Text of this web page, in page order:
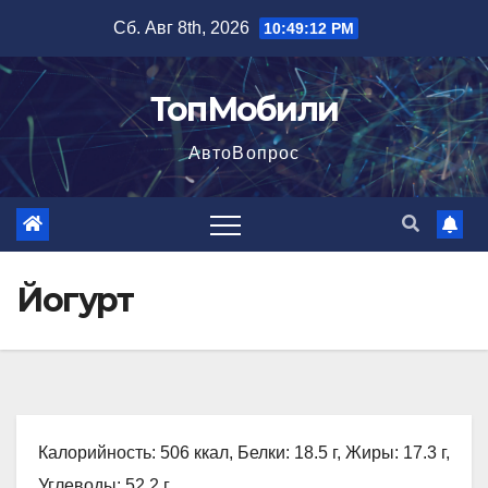
содержимому
Сб. Авг 8th, 2026 10:49:13 PM
ТопМобили
АвтоВопрос
Йогурт
Калорийность: 506 ккал, Белки: 18.5 г, Жиры: 17.3 г,